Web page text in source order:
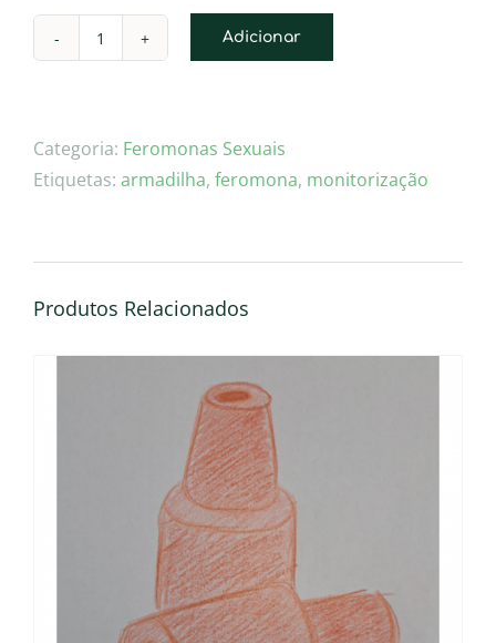
Quantidade
de
feromona
Ips
sexdentatus
Adicionar
Categoria: Feromonas Sexuais
Etiquetas: armadilha, feromona, monitorização
Produtos Relacionados